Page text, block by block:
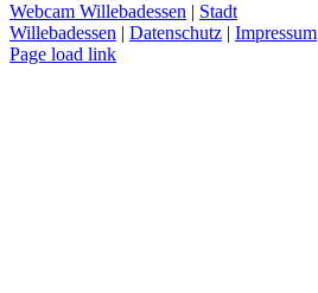
Webcam Willebadessen | Stadt
Willebadessen | Datenschutz | Impressum
Facebook
X
YouTube
Page load link